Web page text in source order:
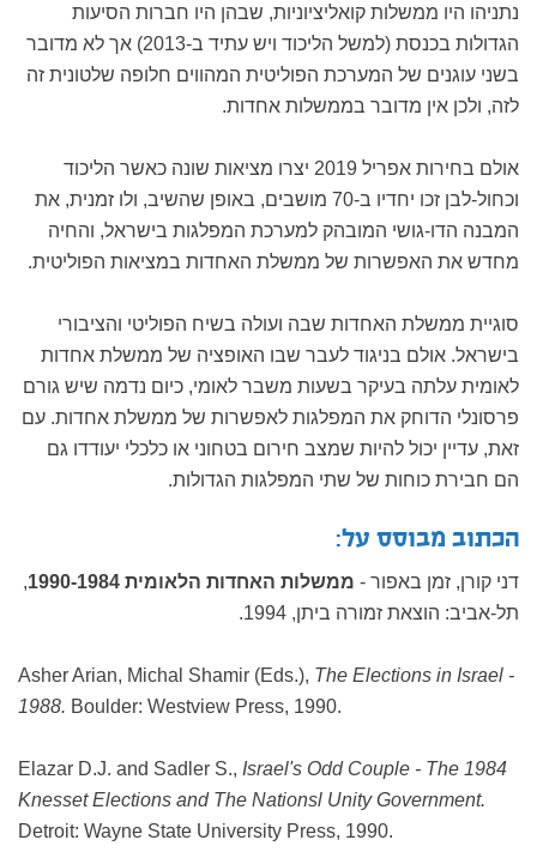
נתניהו היו ממשלות קואליציוניות, שבהן היו חברות הסיעות
הגדולות בכנסת (למשל הליכוד ויש עתיד ב-2013) אך לא מדובר
בשני עוגנים של המערכת הפוליטית המהווים חלופה שלטונית זה
לזה, ולכן אין מדובר בממשלות אחדות.
אולם בחירות אפריל 2019 יצרו מציאות שונה כאשר הליכוד
וכחול-לבן זכו יחדיו ב-70 מושבים, באופן שהשיב, ולו זמנית, את
המבנה הדו-גושי המובהק למערכת המפלגות בישראל, והחיה
מחדש את האפשרות של ממשלת האחדות במציאות הפוליטית.
סוגיית ממשלת האחדות שבה ועולה בשיח הפוליטי והציבורי
בישראל. אולם בניגוד לעבר שבו האופציה של ממשלת אחדות
לאומית עלתה בעיקר בשעות משבר לאומי, כיום נדמה שיש גורם
פרסונלי הדוחק את המפלגות לאפשרות של ממשלת אחדות. עם
זאת, עדיין יכול להיות שמצב חירום בטחוני או כלכלי יעודדו גם
הם חבירת כוחות של שתי המפלגות הגדולות.
הכתוב מבוסס על:
דני קורן, זמן באפור - ממשלות האחדות הלאומית 1990-1984
,
תל-אביב: הוצאת זמורה ביתן, 1994.
Asher Arian, Michal Shamir (Eds.), The Elections in Israel -
1988. Boulder: Westview Press, 1990.
Elazar D.J. and Sadler S., Israel's Odd Couple - The 1984
Knesset Elections and The Nationsl Unity Government.
Detroit: Wayne State University Press, 1990.